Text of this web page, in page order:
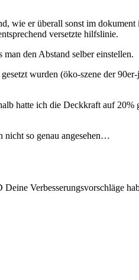
wie er überall sonst im
versetzte hilfslinie.
den Abstand selber einstellen.
wurden (öko-szene der
hatte ich die Deckkraft auf
nicht so genau angesehen…
Deine Verbesserungsvorschläge